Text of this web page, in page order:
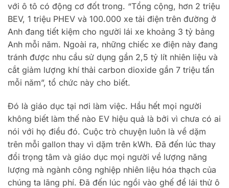
với ô tô có động cơ đốt trong. “Tổng cộng, hơn 2 triệu
BEV, 1 triệu PHEV và 100.000 xe tải điện trên đường ở
Anh đang tiết kiệm cho người lái xe khoảng 3 tỷ bảng
Anh mỗi năm. Ngoài ra, những chiếc xe điện này đang
tránh được nhu cầu sử dụng gần 2,5 tỷ lít nhiên liệu và
cắt giảm lượng khí thải carbon dioxide gần 7 triệu tấn
mỗi năm”, tổ chức này cho biết.
Đó là giáo dục tại nơi làm việc. Hầu hết mọi người
không biết làm thế nào EV hiệu quả là bởi vì chưa có ai
nói với họ điều đó. Cuộc trò chuyện luôn là về dặm
trên mỗi gallon thay vì dặm trên kWh. Đã đến lúc thay
đổi trọng tâm và giáo dục mọi người về lượng năng
lượng mà ngành công nghiệp nhiên liệu hóa thạch của
chúng ta lãng phí. Đã đến lúc ngồi vào ghế để lái thử ô